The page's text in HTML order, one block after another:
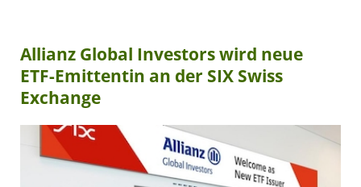
Allianz Global Investors wird neue
ETF-Emittentin an der SIX Swiss
Exchange